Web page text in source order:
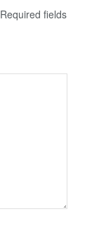
Required fields